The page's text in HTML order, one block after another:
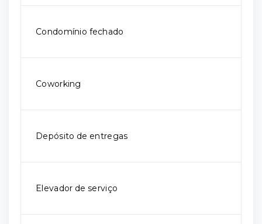
Condomínio fechado
Coworking
Depósito de entregas
Elevador de serviço